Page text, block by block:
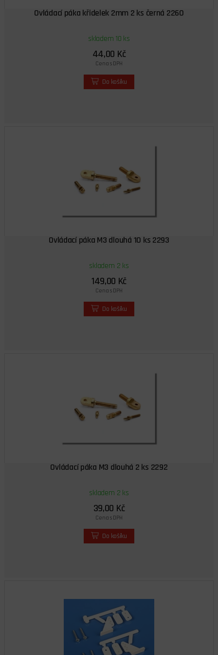
Ovládací páka křidelek 2mm 2 ks černá 2260
skladem 10 ks
44,00 Kč
Cena s DPH
Do košíku
Ovládací páka M3 dlouhá 10 ks 2293
skladem 2 ks
149,00 Kč
Cena s DPH
Do košíku
Ovládací páka M3 dlouhá 2 ks 2292
skladem 2 ks
39,00 Kč
Cena s DPH
Do košíku